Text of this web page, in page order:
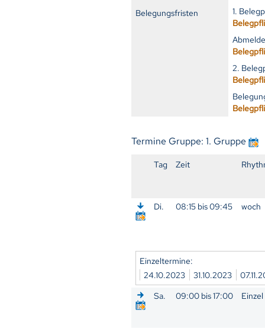
Belegungsfristen
1.
2.
Termine Gruppe: 1. Gruppe
Tag Zeit
Di. 08:15 bis 09:45 woch
Einzeltermine:
24.10.2023
31.10.2023
Sa.
09:00 bis 17:00 Einzel